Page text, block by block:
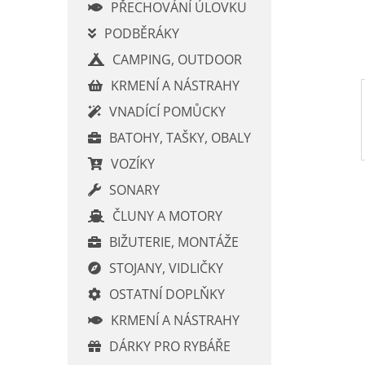
PŘECHOVÁNÍ ÚLOVKU
PODBĚRÁKY
CAMPING, OUTDOOR
KRMENÍ A NÁSTRAHY
VNADÍCÍ POMŮCKY
BATOHY, TAŠKY, OBALY
VOZÍKY
SONARY
ČLUNY A MOTORY
BIŽUTERIE, MONTÁŽE
STOJANY, VIDLIČKY
OSTATNÍ DOPLŇKY
KRMENÍ A NÁSTRAHY
DÁRKY PRO RYBÁŘE